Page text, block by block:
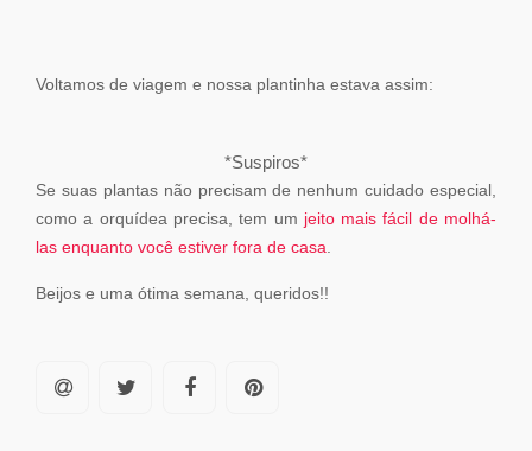
Voltamos de viagem e nossa plantinha estava assim:
*Suspiros*
Se suas plantas não precisam de nenhum cuidado especial,
como a orquídea precisa, tem um jeito mais fácil de molhá-
las enquanto você estiver fora de casa.
Beijos e uma ótima semana, queridos!!